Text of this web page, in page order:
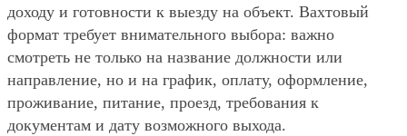
доходу и готовности к выезду на объект. Вахтовый
формат требует внимательного выбора: важно
смотреть не только на название должности или
направление, но и на график, оплату, оформление,
проживание, питание, проезд, требования к
документам и дату возможного выхода.